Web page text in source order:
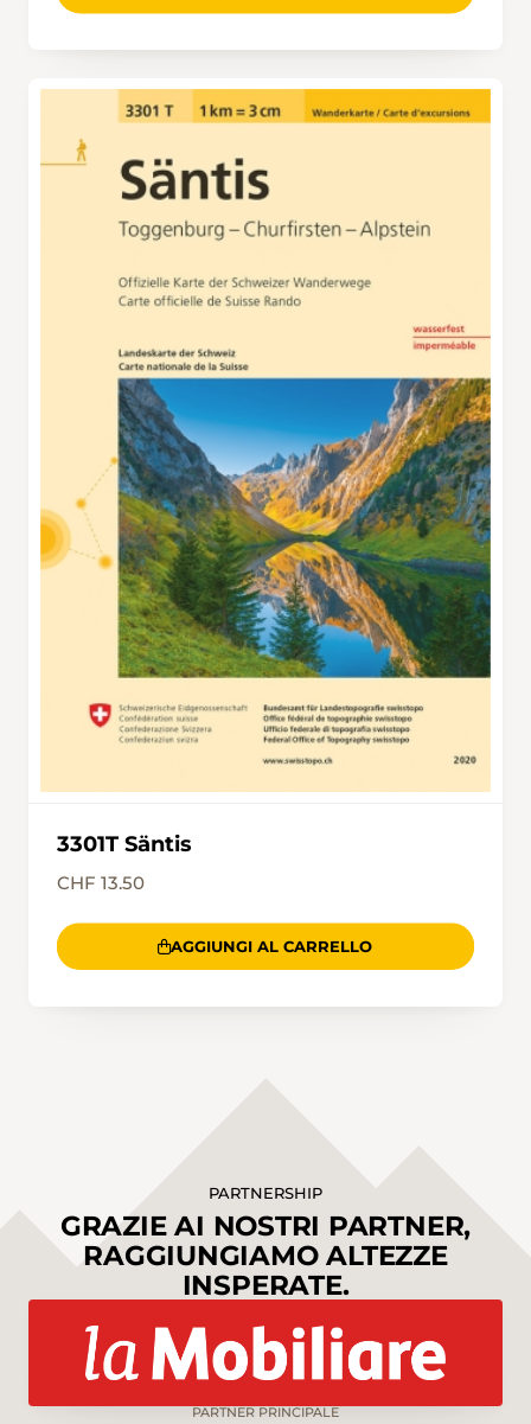
3301T Säntis
CHF 13.50
AGGIUNGI AL CARRELLO
PARTNERSHIP
GRAZIE AI NOSTRI PARTNER,
RAGGIUNGIAMO ALTEZZE
INSPERATE.
PARTNER PRINCIPALE